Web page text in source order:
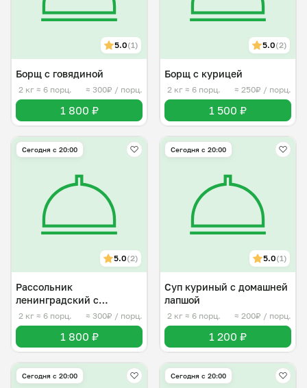
5.0(1)
Борщ с говядиной
2 кг ≈ 6 порц. ≈ 300₽ / порц.
1 800 ₽
5.0(2)
Борщ с курицей
2 кг ≈ 6 порц. ≈ 250₽ / порц.
1 500 ₽
Сегодня с 20:00
5.0(2)
Рассольник
ленинградский с
говядиной
2 кг ≈ 6 порц. ≈ 300₽ / порц.
1 800 ₽
Сегодня с 20:00
5.0(1)
Суп куриный с домашней
лапшой
2 кг ≈ 6 порц. ≈ 200₽ / порц.
1 200 ₽
Сегодня с 20:00 Сегодня с 20:00